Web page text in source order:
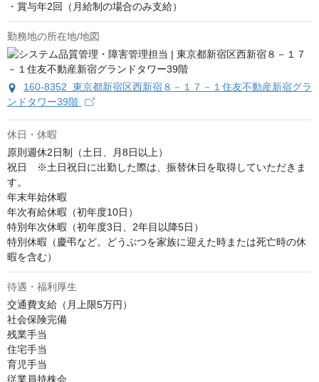
・賞与年2回（月給制の場合のみ支給）
勤務地の所在地/地図
160-8352 東京都新宿区西新宿８－１７－１住友不動産新宿グラ
ンドタワー39階
休日・休暇
原則週休2日制（土日、月8日以上）
祝日　※土日祝日に出勤した際は、振替休日を取得していただきま
す。
年末年始休暇
年次有給休暇（初年度10日）
特別年次休暇（初年度3日、2年目以降5日）
特別休暇（慶弔など。どうぶつを家族に迎えた時または死亡時の休
暇を含む）
待遇・福利厚生
交通費支給（月上限5万円）
社会保険完備
残業手当
住宅手当
育児手当
従業員持株会